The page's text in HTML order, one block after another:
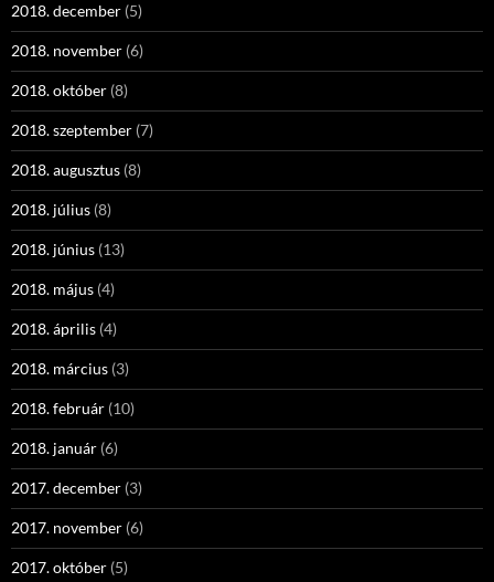
2018. december (5)
2018. november (6)
2018. október (8)
2018. szeptember (7)
2018. augusztus (8)
2018. július (8)
2018. június (13)
2018. május (4)
2018. április (4)
2018. március (3)
2018. február (10)
2018. január (6)
2017. december (3)
2017. november (6)
2017. október (5)